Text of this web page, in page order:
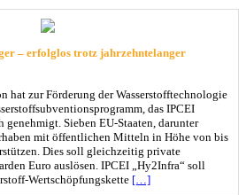
– erfolglos trotz jahrzehntelanger
hat zur Förderung der Wasserstofftechnologie
das IPCEI
genehmigt. Sieben EU-Staaten, darunter
mit öffentlichen Mitteln in Höhe von bis
Dies soll gleichzeitig private
Euro auslösen. IPCEI „Hy2Infra“ soll
Wertschöpfungskette […]